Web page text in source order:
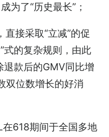
为了“历史最长”；
接采取“立减”的促
式的复杂规则，由此
款后的GMV同比增
双位数增长的好消
618期间于全国多地